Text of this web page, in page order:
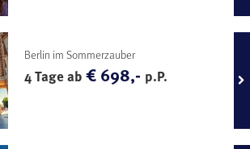
Berlin im Sommerzauber
4 Tage ab€ 698,- p.P.